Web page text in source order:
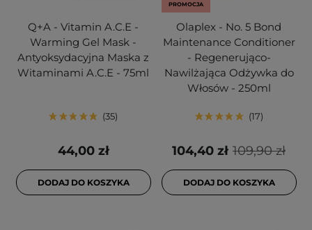
Q+A - Vitamin A.C.E -
Warming Gel Mask -
Antyoksydacyjna Maska z
Witaminami A.C.E - 75ml
35
44,00 zł
DODAJ DO KOSZYKA
PROMOCJA
Olaplex - No. 5 Bond
Maintenance Conditioner
- Regenerująco-
Nawilżająca Odżywka do
Włosów - 250ml
17
109,90 zł
104,40 zł
DODAJ DO KOSZYKA